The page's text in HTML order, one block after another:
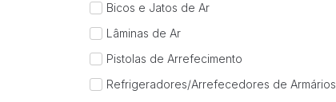
Bicos e Jatos de Ar
Lâminas de Ar
Pistolas de Arrefecimento
Refrigeradores/Arrefecedores de Armários